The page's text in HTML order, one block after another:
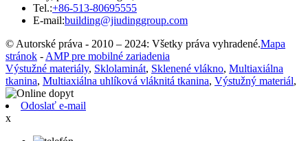
Tel.:+86-513-80695555
E-mail:building@jiudinggroup.com
© Autorské práva - 2010 – 2024: Všetky práva vyhradené.Mapa
stránok - AMP pre mobilné zariadenia
Výstužné materiály, Sklolaminát, Sklenené vlákno, Multiaxiálna
tkanina, Multiaxiálna uhlíková vláknitá tkanina, Výstužný materiál,
Odoslať e-mail
x